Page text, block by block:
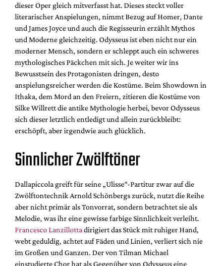
dieser Oper gleich mitverfasst hat. Dieses steckt voller
literarischer Anspielungen, nimmt Bezug auf Homer, Dante
und James Joyce und auch die Regisseurin erzählt Mythos
und Moderne gleichzeitig. Odysseus ist eben nicht nur ein
moderner Mensch, sondern er schleppt auch ein schweres
mythologisches Päckchen mit sich. Je weiter wir ins
Bewusstsein des Protagonisten dringen, desto
anspielungsreicher werden die Kostüme. Beim Showdown in
Ithaka, dem Mord an den Freiern, zitieren die Kostüme von
Silke Willrett die antike Mythologie herbei, bevor Odysseus
sich dieser letztlich entledigt und allein zurückbleibt:
erschöpft, aber irgendwie auch glücklich.
Sinnlicher Zwölftöner
Dallapiccola greift für seine „Ulisse“-Partitur zwar auf die
Zwölftontechnik Arnold Schönbergs zurück, nutzt die Reihe
aber nicht primär als Tonvorrat, sondern betrachtet sie als
Melodie, was ihr eine gewisse farbige Sinnlichkeit verleiht.
Francesco Lanzillotta dirigiert das Stück mit ruhiger Hand,
webt geduldig, achtet auf Fäden und Linien, verliert sich nie
im Großen und Ganzen. Der von Tilman Michael
einstudierte Chor hat als Gegenüber von Odysseus eine